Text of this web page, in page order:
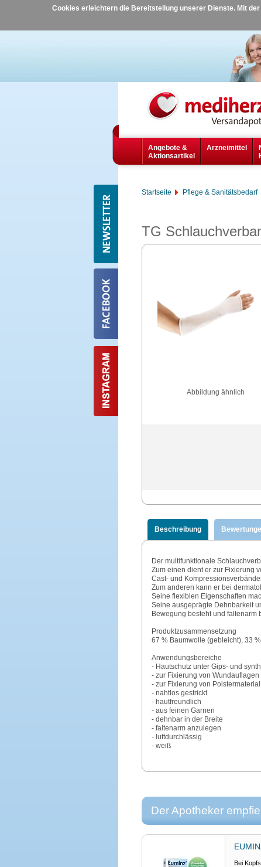
Cookies erleichtern die Bereitstellung unserer Dienste. Mit
Angebote &
Aktionsartikel
Arzneimittel
Startseite Pflege & Sanitätsbedarf
TG
Abbildung ähnlich
Beschreibung
Der multifunktionale
Zum einen dient er zur Fixierung
Cast- und
Zum anderen kann er bei
Seine flexiblen Eigenschaften
Seine ausgeprägte Dehnbarkeit
Bewegung besteht und
Produktzusammensetzung
67 % Baumwolle (gebleicht), 33
Anwendungsbereiche
- Hautschutz unter Gips- und
- zur Fixierung von
- zur Fixierung von
- nahtlos gestrickt
- hautfreundlich
- aus feinen Garnen
- dehnbar in der Breite
- faltenarm anzulegen
- luftdurchlässig
- weiß
Der Apotheker
Bei